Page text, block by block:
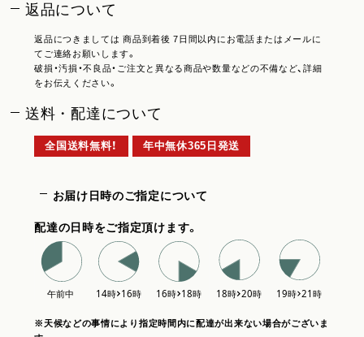
返品について
返品につきましては 商品到着後 7日間以内にお電話またはメールに
てご連絡お願いします。
破損・汚損・不良品・ご注文と異なる商品や数量などの不備など、詳細
をお伝えください。
送料・配達について
全国送料無料！ 年中無休365日発送
お届け日時のご指定について
配達の日時をご指定頂けます。
※天候などの事情により指定時間内に配達が出来ない場合がございま